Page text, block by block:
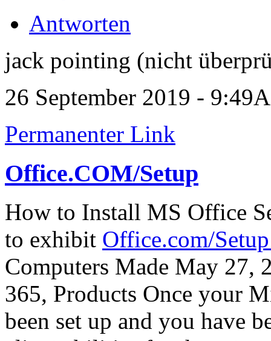
Antworten
jack pointing (nicht
26 September 2019 -
Permanenter Link
Office.COM/Setup
How to Install MS Office
to exhibit Office.com/
Computers Made May 27,
365, Products Once your
been set up and you have